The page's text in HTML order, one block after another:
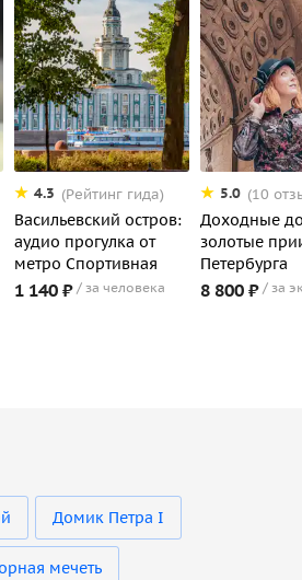
4.3 (Рейтинг гида)
Васильевский остров:
аудио прогулка от
метро Спортивная
1 140 ₽ за человека
5.0 (10
Доходные
золотые
Петербурга
8 800 ₽ за
Домик Петра I
мечеть